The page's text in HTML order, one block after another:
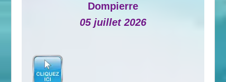
Dompierre
05 juillet 2026